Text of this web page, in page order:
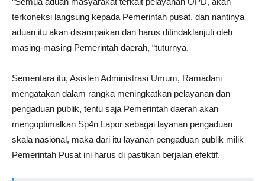
terkoneksi langsung kepada Pemerintah pusat, dan nantinya
aduan itu akan disampaikan dan harus ditindaklanjuti oleh
masing-masing Pemerintah daerah, “tuturnya.
Sementara itu, Asisten Administrasi Umum, Ramadani
mengatakan dalam rangka meningkatkan pelayanan dan
pengaduan publik, tentu saja Pemerintah daerah akan
mengoptimalkan Sp4n Lapor sebagai layanan pengaduan
skala nasional, maka dari itu layanan pengaduan publik milik
Pemerintah Pusat ini harus di pastikan berjalan efektif.